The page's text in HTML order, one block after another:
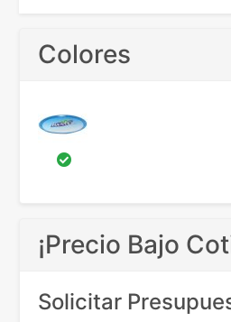
Colores
¡Precio Bajo
Solicitar